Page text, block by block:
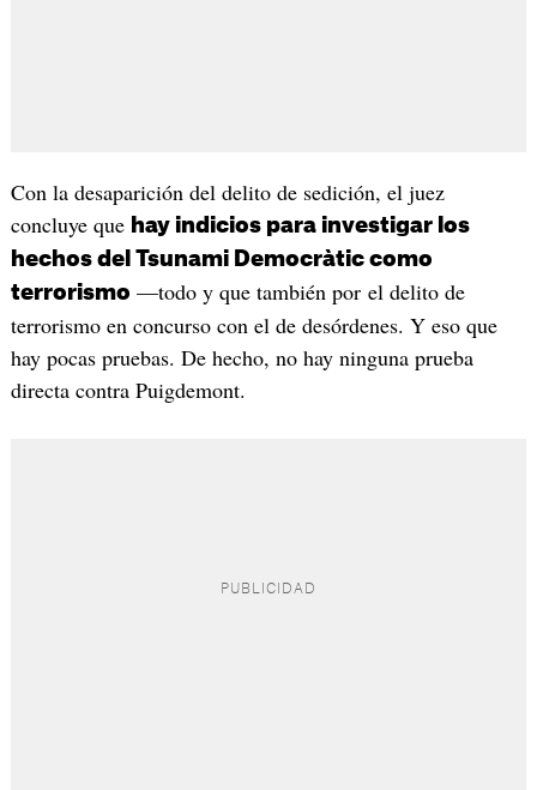
Con la desaparición del delito de sedición, el juez
concluye que hay indicios para investigar los
hechos del Tsunami Democràtic como
terrorismo —todo y que también por el delito de
terrorismo en concurso con el de desórdenes. Y eso que
hay pocas pruebas. De hecho, no hay ninguna prueba
directa contra Puigdemont.